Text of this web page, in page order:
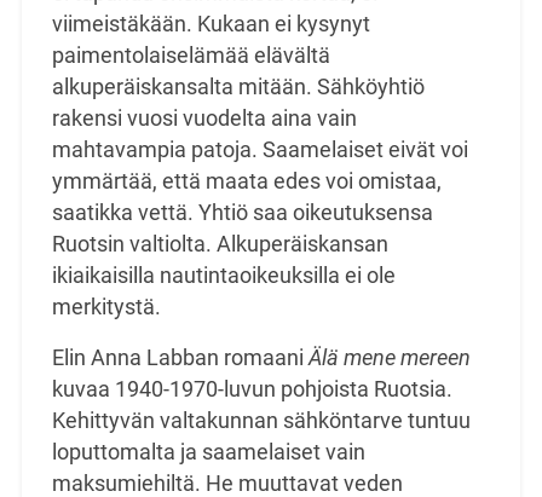
viimeistäkään. Kukaan ei kysynyt
paimentolaiselämää elävältä
alkuperäiskansalta mitään. Sähköyhtiö
rakensi vuosi vuodelta aina vain
mahtavampia patoja. Saamelaiset eivät voi
ymmärtää, että maata edes voi omistaa,
saatikka vettä. Yhtiö saa oikeutuksensa
Ruotsin valtiolta. Alkuperäiskansan
ikiaikaisilla nautintaoikeuksilla ei ole
merkitystä.
Elin Anna Labban romaani Älä mene mereen
kuvaa 1940-1970-luvun pohjoista Ruotsia.
Kehittyvän valtakunnan sähköntarve tuntuu
loputtomalta ja saamelaiset vain
maksumiehiltä. He muuttavat veden